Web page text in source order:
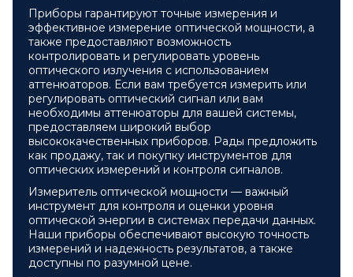
Приборы гарантируют точные измерения и
эффективное измерение оптической мощности, а
также предоставляют возможность
контролировать и регулировать уровень
оптического излучения с использованием
аттенюаторов. Если вам требуется измерить или
регулировать оптический сигнал или вам
необходимы аттенюаторы для вашей системы,
предоставляем широкий выбор
высококачественных приборов. Рады предложить
как продажу, так и покупку инструментов для
оптических измерений и контроля сигналов.
Измеритель оптической мощности — важный
инструмент для контроля и оценки уровня
оптической энергии в системах передачи данных.
Наши приборы обеспечивают высокую точность
измерений и надежность результатов, а также
доступны по разумной цене.